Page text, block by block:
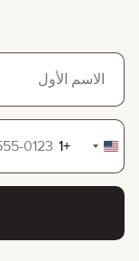
United
States
+1